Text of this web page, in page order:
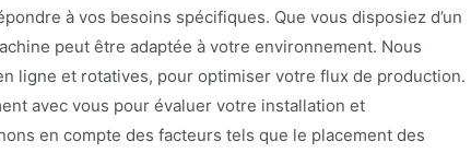
à vos besoins spécifiques. Que vous disposiez d’un
peut être adaptée à votre environnement. Nous
ligne et rotatives, pour optimiser votre flux de production.
avec vous pour évaluer votre installation et
en compte des facteurs tels que le placement des